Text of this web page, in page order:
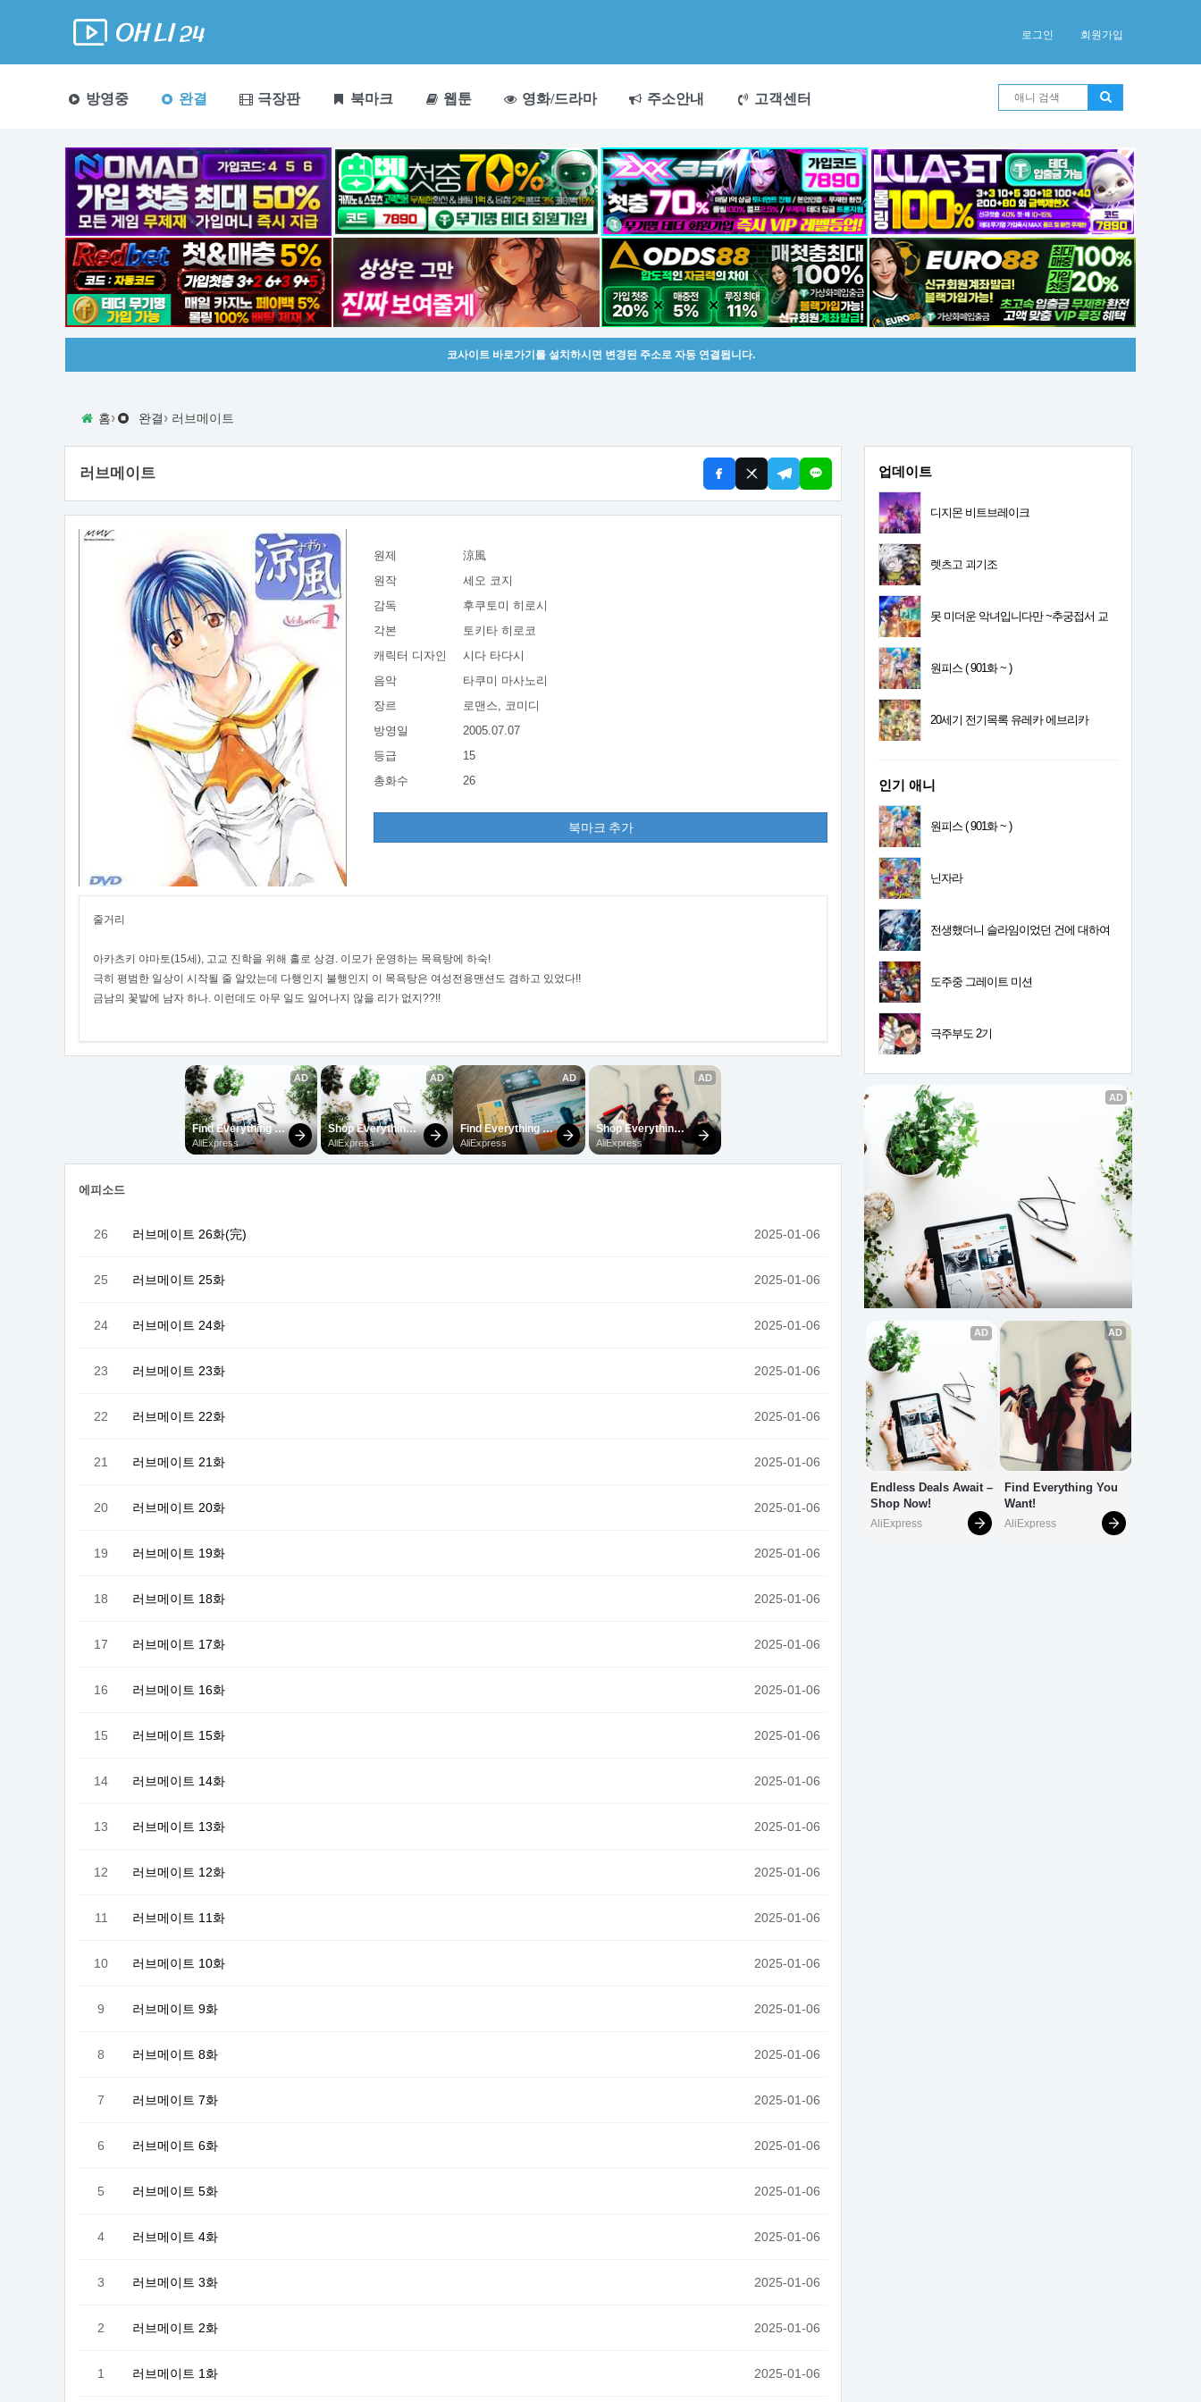
로그인 회원가입
방영중 완결 극장판 북마크 웹툰 영화/드라마 주소안내 고객센터
코사이트 바로가기를 설치하시면 변경된 주소로 자동 연결됩니다.
홈› 완결› 러브메이트
러브메이트
원제
涼風
원작
세오 코지
감독
후쿠토미 히로시
각본
토키타 히로코
캐릭터 디자인
시다 타다시
음악
타쿠미 마사노리
장르
로맨스, 코미디
방영일
2005.07.07
등급
15
총화수
26
북마크 추가
줄거리
아카츠키 야마토(15세), 고교 진학을 위해 홀로 상경. 이모가 운영하는 목욕탕에 하숙!
극히 평범한 일상이 시작될 줄 알았는데 다행인지 불행인지 이 목욕탕은 여성전용맨션도 겸하고 있었다!!
금남의 꽃밭에 남자 하나. 이런데도 아무 일도 일어나지 않을 리가 없지??!!
에피소드
26 러브메이트 26화(完) 2025-01-06
25 러브메이트 25화 2025-01-06
24 러브메이트 24화 2025-01-06
23 러브메이트 23화 2025-01-06
22 러브메이트 22화 2025-01-06
21 러브메이트 21화 2025-01-06
20 러브메이트 20화 2025-01-06
19 러브메이트 19화 2025-01-06
18 러브메이트 18화 2025-01-06
17 러브메이트 17화 2025-01-06
16 러브메이트 16화 2025-01-06
15 러브메이트 15화 2025-01-06
14 러브메이트 14화 2025-01-06
13 러브메이트 13화 2025-01-06
12 러브메이트 12화 2025-01-06
11 러브메이트 11화 2025-01-06
10 러브메이트 10화 2025-01-06
9 러브메이트 9화 2025-01-06
8 러브메이트 8화 2025-01-06
7 러브메이트 7화 2025-01-06
6 러브메이트 6화 2025-01-06
5 러브메이트 5화 2025-01-06
4 러브메이트 4화 2025-01-06
3 러브메이트 3화 2025-01-06
2 러브메이트 2화 2025-01-06
1 러브메이트 1화 2025-01-06
업데이트
디지몬 비트브레이크
렛츠고 괴기조
못 미더운 악녀입니다만 ~추궁접서 교
원피스 ( 901화 ~ )
20세기 전기목록 유레카 에브리카
인기 애니
원피스 ( 901화 ~ )
닌자라
전생했더니 슬라임이었던 건에 대하여
도주중 그레이트 미션
극주부도 2기